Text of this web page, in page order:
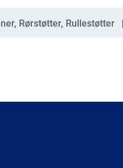
Rørstøtter, Rullestøtter